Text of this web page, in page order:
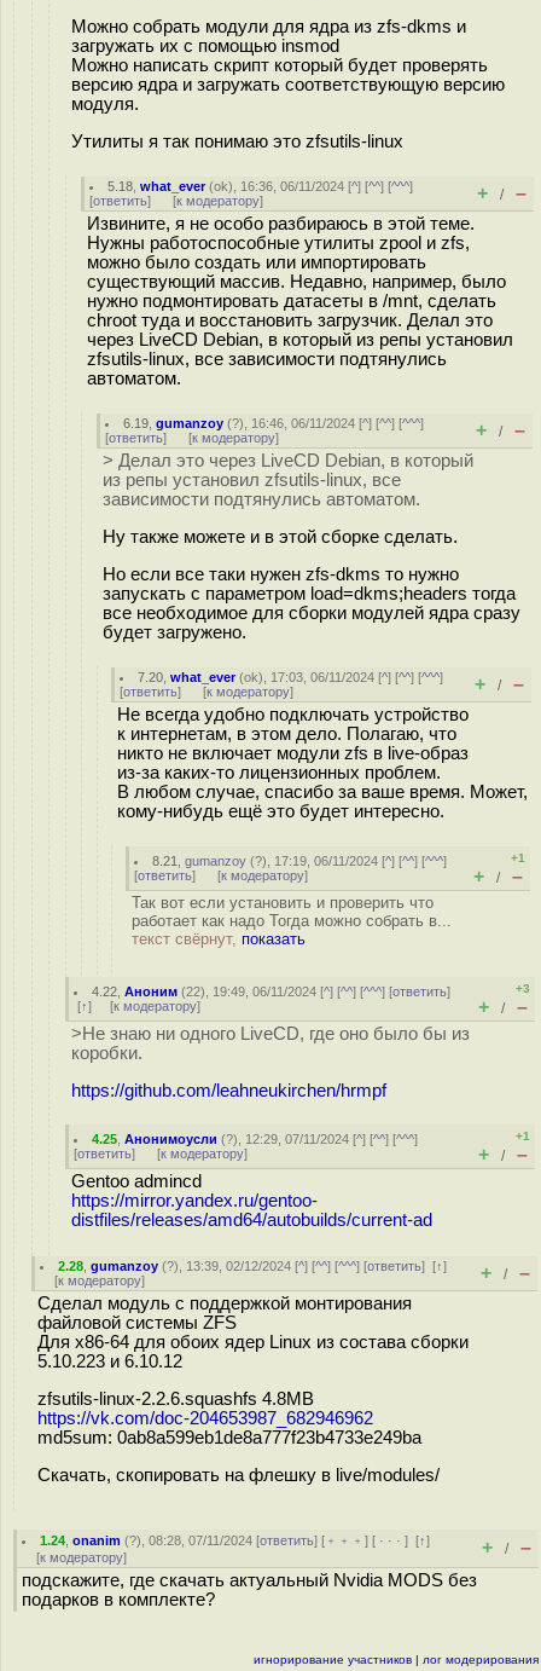
Можно собрать модули для ядра из zfs-dkms и
загружать их с помощью insmod
Можно написать скрипт который будет проверять
версию ядра и загружать соответствующую версию
модуля.
Утилиты я так понимаю это zfsutils-linux
5.18 ,what_ever(ok), 16:36, 06/11/2024 [^] [^^] [^^^]
[ответить] [к модератору] + / –
Извините, я не особо разбираюсь в этой теме.
Нужны работоспособные утилиты zpool и zfs,
можно было создать или импортировать
существующий массив. Недавно, например, было
нужно подмонтировать датасеты в /mnt, сделать
chroot туда и восстановить загрузчик. Делал это
через LiveCD Debian, в который из репы установил
zfsutils-linux, все зависимости подтянулись
автоматом.
6.19 ,gumanzoy (?), 16:46, 06/11/2024 [^] [^^] [^^^]
[ответить] [к модератору] + / –
> Делал это через LiveCD Debian, в который
из репы установил zfsutils-linux, все
зависимости подтянулись автоматом.
Ну также можете и в этой сборке сделать.
Но если все таки нужен zfs-dkms то нужно
запускать с параметром load=dkms;headers тогда
все необходимое для сборки модулей ядра сразу
будет загружено.
7.20 ,what_ever(ok), 17:03, 06/11/2024 [^] [^^] [^^^]
[ответить] [к модератору] + / –
Не всегда удобно подключать устройство
к интернетам, в этом дело. Полагаю, что
никто не включает модули zfs в live-образ
из-за каких-то лицензионных проблем.
В любом случае, спасибо за ваше время. Может,
кому-нибудь ещё это будет интересно.
8.21 ,gumanzoy (?), 17:19, 06/11/2024 [^] [^^] [^^^]
[ответить] [к модератору]
+1
+ / –
Так вот если установить и проверить что
работает как надо Тогда можно собрать в...
текст свёрнут, показать
4.22 ,Аноним (22), 19:49, 06/11/2024 [^] [^^] [^^^] [ответить]
[↑] [к модератору]
+3
+ / –
>Не знаю ни одного LiveCD, где оно было бы из
коробки.
https://github.com/leahneukirchen/hrmpf
4.25 ,Анонимоусли (?), 12:29, 07/11/2024 [^] [^^] [^^^]
[ответить] [к модератору]
+1
+ / –
Gentoo admincd
https://mirror.yandex.ru/gentoo-
distfiles/releases/amd64/autobuilds/current-ad
2.28 ,gumanzoy (?), 13:39, 02/12/2024 [^] [^^] [^^^] [ответить][↑]
[к модератору] + / –
Сделал модуль с поддержкой монтирования
файловой системы ZFS
Для x86-64 для обоих ядер Linux из состава сборки
5.10.223 и 6.10.12
zfsutils-linux-2.2.6.squashfs 4.8MB
https://vk.com/doc-204653987_682946962
md5sum: 0ab8a599eb1de8a777f23b4733e249ba
Скачать, скопировать на флешку в live/modules/
1.24 ,onanim (?), 08:28, 07/11/2024 [ответить] [ ﹢﹢﹢] [ · · ·][↑]
[к модератору] + / –
подскажите, где скачать актуальный Nvidia MODS без
подарков в комплекте?
игнорирование участников | лог модерирования